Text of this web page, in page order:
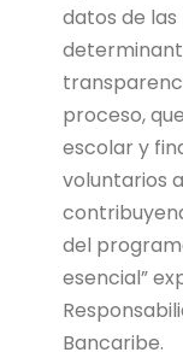
datos de
proceso,
escolar y
voluntarios
del
esencial”
Bancaribe.